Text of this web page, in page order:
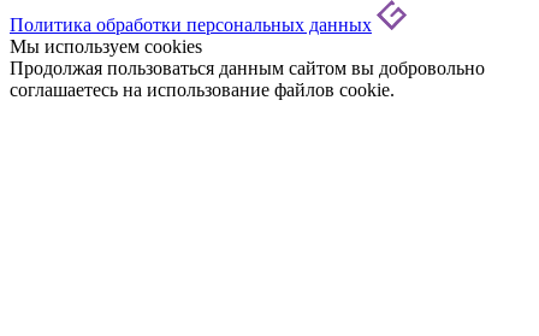
Политика обработки персональных данных
Мы используем cookies
Продолжая пользоваться данным сайтом вы добровольно
соглашаетесь на использование файлов cookie.